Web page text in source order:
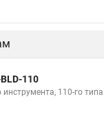
110
110-го типа